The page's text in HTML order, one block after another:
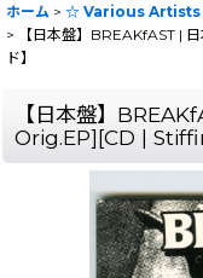
ホーム > ☆ Various Artists
>
【日本盤】BREAKfAST |
ド】
【日本盤】
Orig.EP][CD |